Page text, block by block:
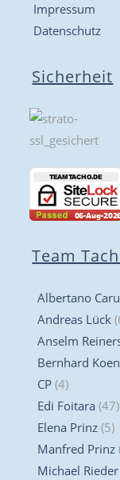
Impressum
Datenschutz
Sicherheit
Team
Albertano
Andreas Lück
Anselm
Bernhard
CP (4)
Edi Foitara (47)
Elena Prinz (5)
Manfred Prinz
Michael Rieder